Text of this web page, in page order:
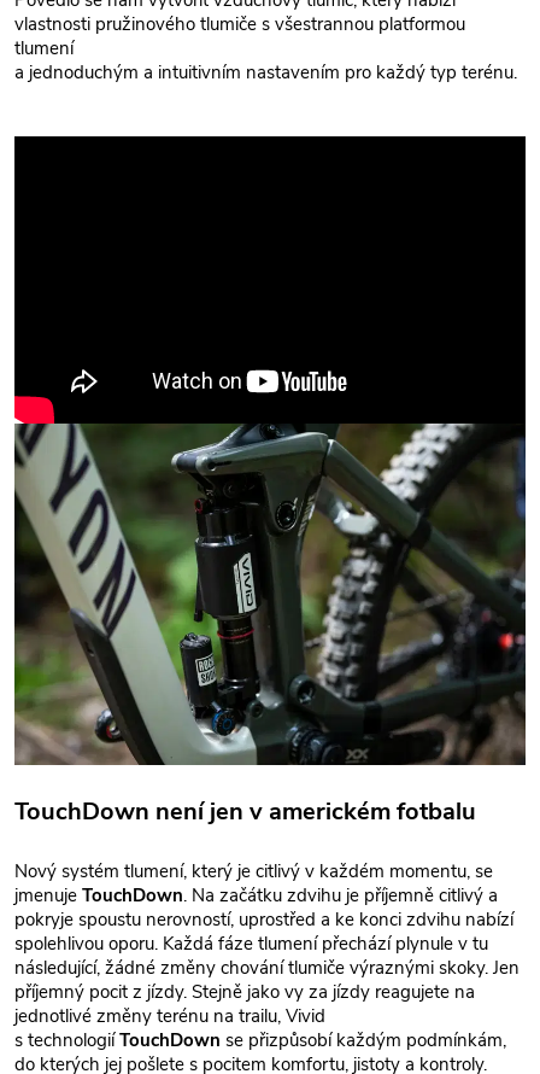
vlastnosti pružinového tlumiče s všestrannou platformou
tlumení
a jednoduchým a intuitivním nastavením pro každý typ terénu.
TouchDown není jen v americkém fotbalu
Nový systém tlumení, který je citlivý v každém momentu, se
jmenuje TouchDown. Na začátku zdvihu je příjemně citlivý a
pokryje spoustu nerovností, uprostřed a ke konci zdvihu nabízí
spolehlivou oporu. Každá fáze tlumení přechází plynule v tu
následující, žádné změny chování tlumiče výraznými skoky. Jen
příjemný pocit z jízdy. Stejně jako vy za jízdy reagujete na
jednotlivé změny terénu na trailu, Vivid
s technologiíTouchDown se přizpůsobí každým podmínkám,
do kterých jej pošlete s pocitem komfortu, jistoty a kontroly.